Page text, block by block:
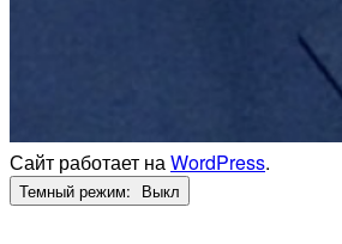
Сайт работает наWordPress.
Темный режим: